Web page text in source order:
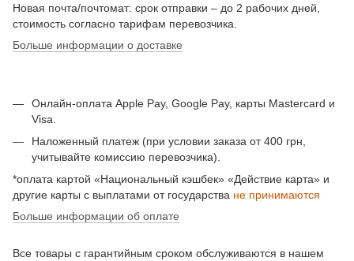
Новая почта/почтомат: срок отправки – до 2 рабочих дней,
стоимость согласно тарифам перевозчика.
Больше информации о доставке
Онлайн-оплата Apple Pay, Google Pay, карты Mastercard и
Visa.
Наложенный платеж (при условии заказа от 400 грн,
учитывайте комиссию перевозчика).
*оплата картой «Национальный кэшбек» «Действие карта» и
другие карты с выплатами от государства не принимаются
Больше информации об оплате
Все товары с гарантийным сроком обслуживаются в нашем